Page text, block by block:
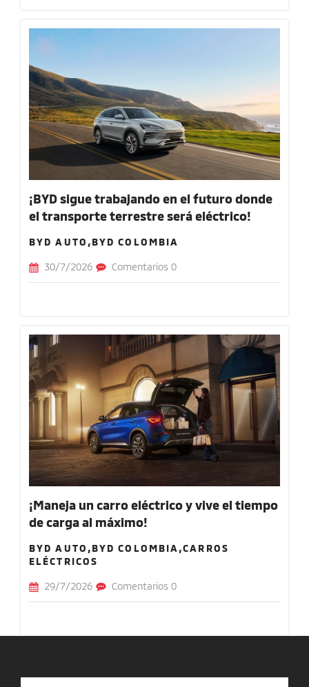
¡BYD sigue trabajando en el futuro donde
el transporte terrestre será eléctrico!
BYD AUTO,BYD COLOMBIA
30/7/2026 Comentarios 0
¡Maneja un carro eléctrico y vive el tiempo
de carga al máximo!
BYD AUTO,BYD COLOMBIA,CARROS
ELÉCTRICOS
29/7/2026 Comentarios 0